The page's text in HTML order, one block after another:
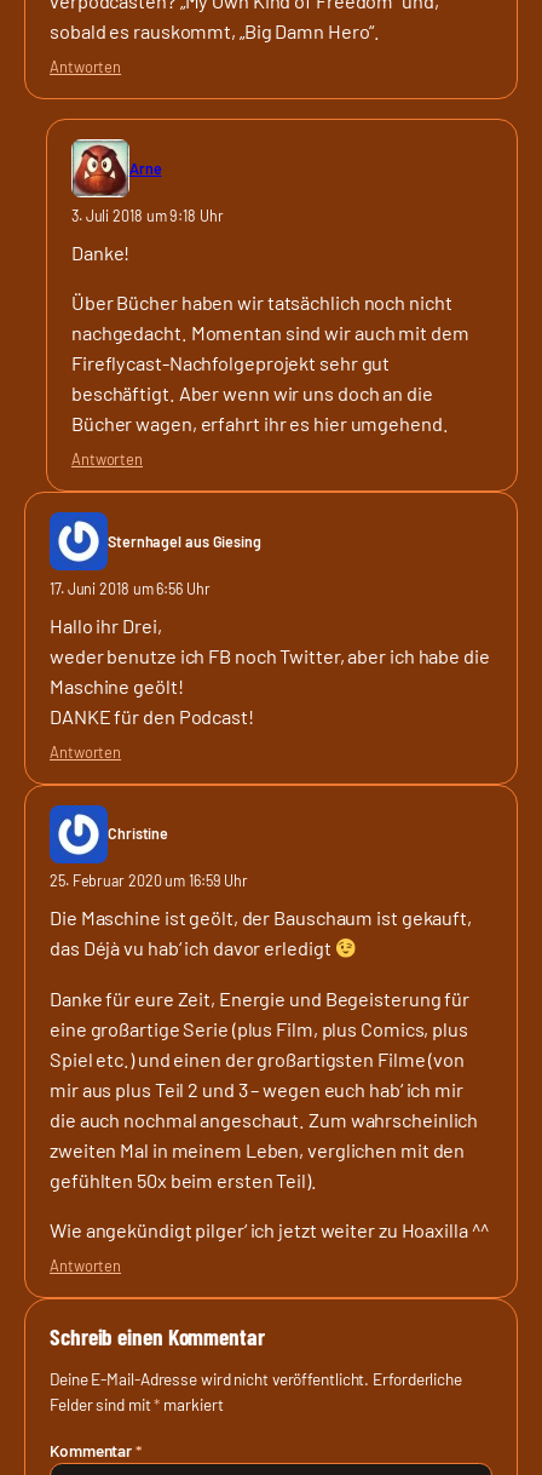
sobald es rauskommt, „Big Damn Hero“.
Antworten
Arne
3. Juli 2018 um 9:18 Uhr
Danke!
Über Bücher haben wir tatsächlich noch nicht
nachgedacht. Momentan sind wir auch mit dem
Fireflycast-Nachfolgeprojekt sehr gut
beschäftigt. Aber wenn wir uns doch an die
Bücher wagen, erfahrt ihr es hier umgehend.
Antworten
Sternhagel aus Giesing
17. Juni 2018 um 6:56 Uhr
Hallo ihr Drei,
weder benutze ich FB noch Twitter, aber ich habe die
Maschine geölt!
DANKE für den Podcast!
Antworten
Christine
25. Februar 2020 um 16:59 Uhr
Die Maschine ist geölt, der Bauschaum ist gekauft,
das Déjà vu hab‘ ich davor erledigt
Danke für eure Zeit, Energie und Begeisterung für
eine großartige Serie (plus Film, plus Comics, plus
Spiel etc.) und einen der großartigsten Filme (von
mir aus plus Teil 2 und 3 – wegen euch hab‘ ich mir
die auch nochmal angeschaut. Zum wahrscheinlich
zweiten Mal in meinem Leben, verglichen mit den
gefühlten 50x beim ersten Teil).
Wie angekündigt pilger‘ ich jetzt weiter zu Hoaxilla ^^
Antworten
Schreib einen Kommentar
Deine E-Mail-Adresse wird nicht veröffentlicht. Erforderliche
Felder sind mit* markiert
Kommentar*